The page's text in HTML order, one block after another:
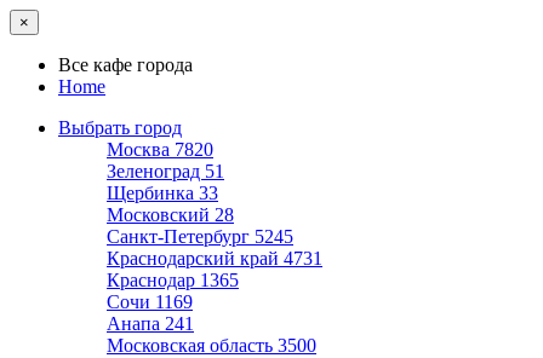
×
Все кафе города
Home
Выбрать город
Москва 7820
Зеленоград 51
Щербинка 33
Московский 28
Санкт-Петербург 5245
Краснодарский край 4731
Краснодар 1365
Сочи 1169
Анапа 241
Московская область 3500